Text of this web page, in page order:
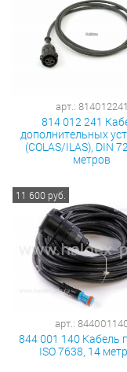
арт.: 814012241
814 012 241
дополнительных
(COLAS/ILAS), DIN
метров
арт.:
844 001 140 Кабель
ISO 7638, 14
11 600 руб.